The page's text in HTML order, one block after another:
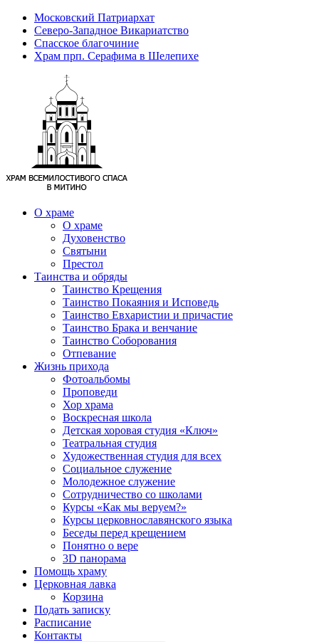
Московский Патриархат
Северо-Западное Викариатство
Спасское благочиние
Храм прп. Серафима в Шелепихе
О храме
О храме
Духовенство
Святыни
Престол
Таинства и обряды
Таинство Крещения
Таинство Покаяния и Исповедь
Таинство Евхаристии и причастие
Таинство Брака и венчание
Таинство Соборования
Отпевание
Жизнь прихода
Фотоальбомы
Проповеди
Хор храма
Воскресная школа
Детская хоровая студия «Ключ»
Театральная студия
Х​удожественная студия для всех
Социальное служение
Молодежное служение
Сотрудничество со школами
Курсы «Как мы веруем?»
Курсы церковнославянского языка
Беседы перед крещением
Понятно о вере
3D панорама
Помощь храму
Церковная лавка
Корзина
Подать записку
Расписание
Контакты